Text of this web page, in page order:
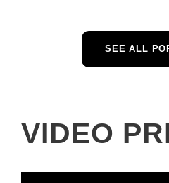
SEE ALL
VIDEO